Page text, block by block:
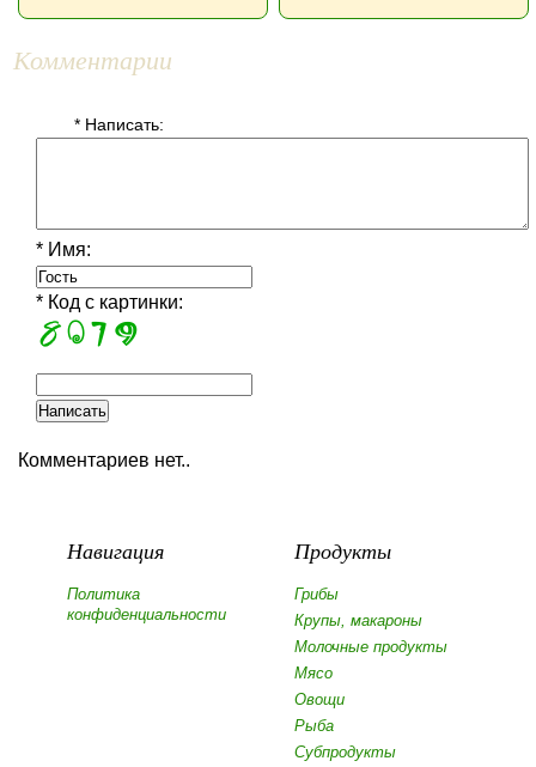
Комментарии
* Написать:
* Имя:
* Код с картинки:
Комментариев нет..
Навигация
Политика
конфиденциальности
Продукты
Грибы
Крупы, макароны
Молочные продукты
Мясо
Овощи
Рыба
Субпродукты